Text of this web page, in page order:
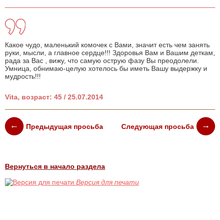
Какое чудо, маленький комочек с Вами, значит есть чем занять
руки, мысли, а главное сердце!!! Здоровья Вам и Вашим деткам,
рада за Вас , вижу, что самую острую фазу Вы преодолели.
Умница, обнимаю-целую хотелось бы иметь Вашу выдержку и
мудрость!!!
Vita, возраст: 45 / 25.07.2014
Предыдущая просьба Следующая просьба
Вернуться в начало раздела
Версия для печати